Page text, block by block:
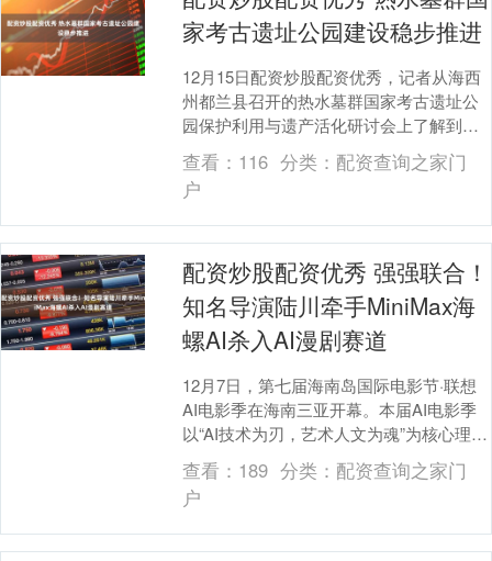
家考古遗址公园建设稳步推进
12月15日配资炒股配资优秀，记者从海西
州都兰县召开的热水墓群国家考古遗址公
园保护利用与遗产活化研讨会上了解到，
该遗址公园建设正在有序推进，目前已累
计完成投资4....
查看： 116 分类： 配资查询之家门
户
配资炒股配资优秀 强强联合！
知名导演陆川牵手MiniMax海
螺AI杀入AI漫剧赛道
12月7日，第七届海南岛国际电影节·联想
AI电影季在海南三亚开幕。本届AI电影季
以“AI技术为刃，艺术人文为魂”为核心理
念，致力于探索人工智能如何重塑影像美
学与....
查看： 189 分类： 配资查询之家门
户